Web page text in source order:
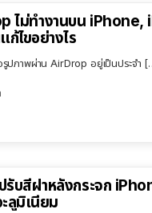
ไม่ทำงานบน iPhone,
ไขอย่างไร
ปภาพผ่าน AirDrop อยู่เป็นประจำ
บสีฝาหลังกระจก
ะลูมิเนียม